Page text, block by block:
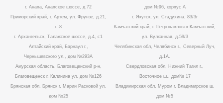
г. Анапа, Анапское шоссе, д.72
Приморский край, г. Артем, ул. Фрунзе, д.21,
с.8
г. Архангельск, Талажское шоссе, д.4, с1
Алтайский край, Барнаул г.,
Чернышевского ул., дом №293А
Амурская область, Благовещенский р-н,
Благовещенск г, Калинина ул, дом №126
Брянская обл, Брянск г, Марии Расковой ул,
дом №25
дом №96, корпус А
г. Якутск, ул. Стадухина, 83/3г
Камчатский край, г. Петропавловск-Камчатский,
ул. Вулканная, д.59/3
Челябинская обл, Челябинск г., Северный Луч,
д.1А.
Свердловская обл, Нижний Тагил г.,
Восточное ш., дом№ 17
Владимирская обл, Муром г, Владимирское ш,
дом №5